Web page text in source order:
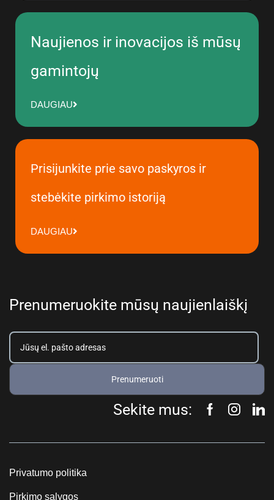
Naujienos ir inovacijos iš mūsų
gamintojų
DAUGIAU
Prisijunkite prie savo paskyros ir
stebėkite pirkimo istoriją
DAUGIAU
Prenumeruokite mūsų naujienlaiškį
Prenumeruoti
Sekite mus:
Privatumo politika
Pirkimo sąlygos